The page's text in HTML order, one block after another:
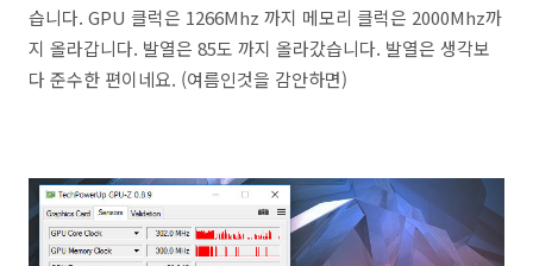
습니다. GPU 클럭은 1266Mhz 까지 메모리 클럭은 2000Mhz까
지 올라갑니다. 발열은 85도 까지 올라갔습니다. 발열은 생각보
다 준수한 편이네요. (여름인것을 감안하면)